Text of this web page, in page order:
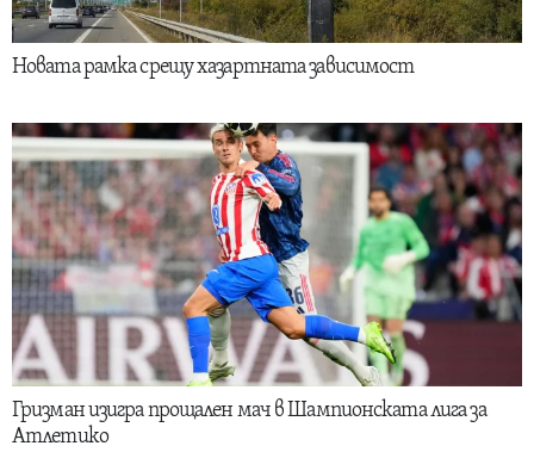
Новата рамка срещу хазартната зависимост
Гризман изигра прощален мач в Шампионската лига за
Атлетико